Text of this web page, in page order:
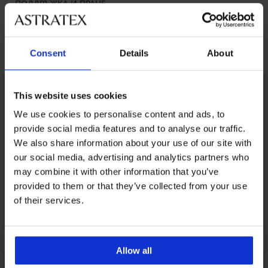
Consent Details About
This website uses cookies
We use cookies to personalise content and ads, to
provide social media features and to analyse our traffic.
We also share information about your use of our site with
our social media, advertising and analytics partners who
may combine it with other information that you’ve
provided to them or that they’ve collected from your use
of their services.
Allow all
ПОДДРЪЖКА И ПРАНЕ
ЗА МАРКАТА
Може да ви хареса